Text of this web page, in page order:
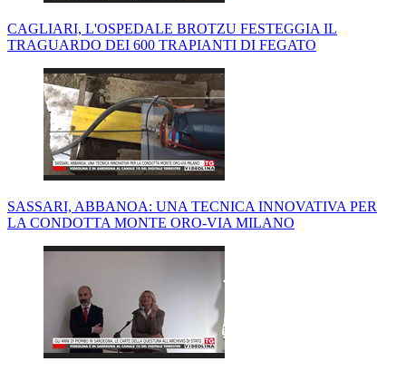
CAGLIARI, L'OSPEDALE BROTZU FESTEGGIA IL
TRAGUARDO DEI 600 TRAPIANTI DI FEGATO
SASSARI, ABBANOA: UNA TECNICA INNOVATIVA PER
LA CONDOTTA MONTE ORO-VIA MILANO